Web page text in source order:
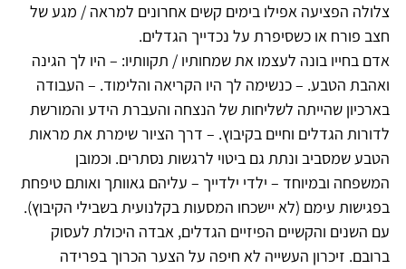
צלולה הפציעה אפילו בימים קשים אחרונים למראה / מגע של
חצב פורח או כשסיפרת על נכדייך הגדלים.
אדם בחייו בונה לעצמו את שמחותיו / תקוותיו: – היו לך הגינה
ואהבת הטבע. – כנשימה לך היו הקריאה והלימוד. – העבודה
בארכיון שהייתה לשליחות של הנצחה והעברת הידע והמורשת
לדורות הגדלים וחיים בקיבוץ. – דרך הציור שימרת את מראות
הטבע שמסביב ונתת גם ביטוי לרגשות נסתרים. וכמובן
המשפחה ובמיוחד – ילדי ילדייך – עליהם גאוותך ואותם טיפחת
בפגישות עימם (לא יישכחו המסעות בקלנועית בשבילי הקיבוץ).
עם השנים והקשיים הפיזיים הגדלים, אבדה היכולת לעסוק
ברובם. זיכרון העשייה לא חיפה על הצער הכרוך בפרידה